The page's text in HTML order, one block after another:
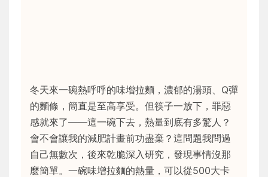
冬天來一碗熱呼呼的味增拉麵，濃郁的湯頭、Q彈
的麵條，簡直是至高享受。但筷子一放下，罪惡
感就來了——這一碗下去，熱量到底有多驚人？
會不會讓我的減肥計畫前功盡棄？這問題我問過
自己無數次，後來乾脆深入研究，發現事情沒那
麼簡單。一碗味增拉麵的熱量，可以從500大卡